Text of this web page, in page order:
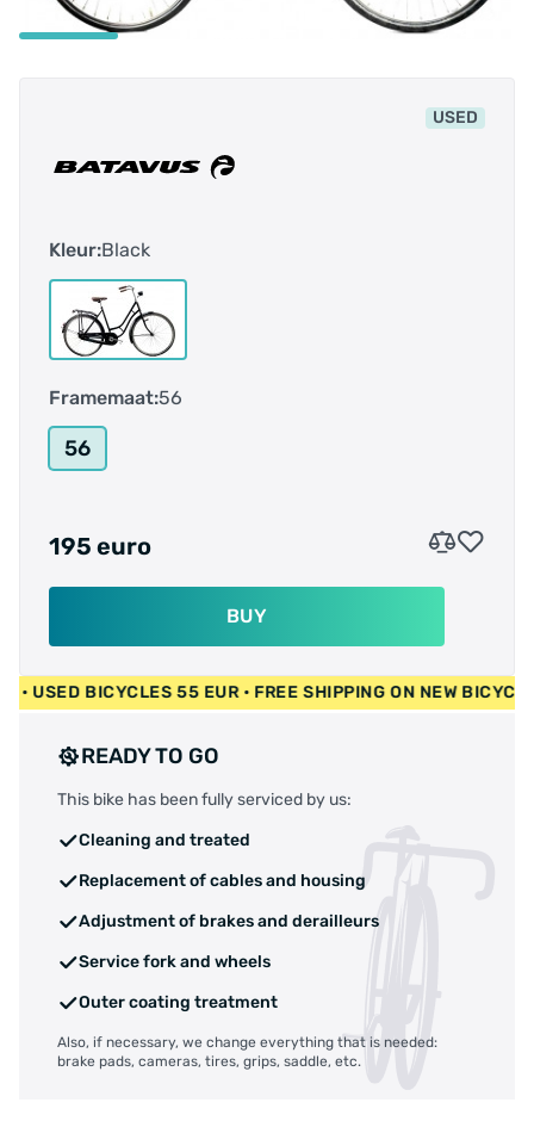
USED
Kleur:Black
Framemaat:56
56
195 euro
BUY
EUR • USED BICYCLES 55 EUR • FREE SHIPPING ON NEW
READY TO GO
This bike has been fully serviced by us:
Cleaning and treated
Replacement of cables and housing
Adjustment of brakes and derailleurs
Service fork and wheels
Outer coating treatment
Also, if necessary, we change everything that is needed:
brake pads, cameras, tires, grips, saddle, etc.